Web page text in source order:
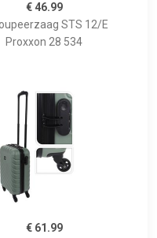
€ 46.99
STS 12/E
Proxxon 28 534
€ 61.99